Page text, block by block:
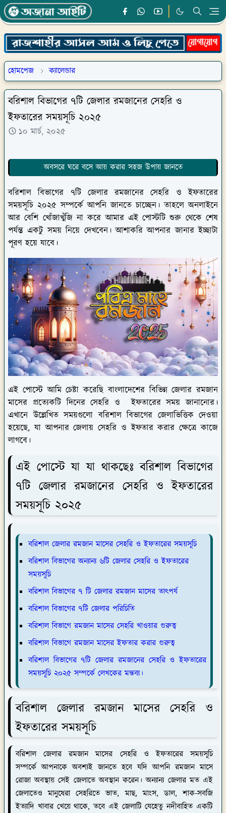
হোমপেজ ক্যালেন্ডার
বরিশাল বিভাগের ৭টি জেলার রমজানের সেহরি ও
ইফতারের সময়সূচি ২০২৫
১০ মার্চ, ২০২৫
অবসরে ঘরে বসে আয় করার সহজ উপায় জানতে
বরিশাল বিভাগের ৭টি জেলার রমজানের সেহরি ও ইফতারের
সময়সূচি ২০২৫ সম্পর্কে আপনি জানতে চাচ্ছেন। তাহলে অনলাইনে
আর বেশি খোঁজাখুঁজি না করে আমার এই পোস্টটি শুরু থেকে শেষ
পর্যন্ত একটু সময় নিয়ে দেখবেন। আশাকরি আপনার জানার ইচ্ছাটা
পূরণ হয়ে যাবে।
এই পোস্টে আমি চেষ্টা করেছি বাংলাদেশের বিভিন্ন জেলার রমজান
মাসের প্রত্যেকটি দিনের সেহরি ও ইফতারের সময় জানানোর।
এখানে উল্লেখিত সময়গুলো বরিশাল বিভাগের জেলাভিত্তিক দেওয়া
হয়েছে, যা আপনার জেলায় সেহরি ও ইফতার করার ক্ষেত্রে কাজে
লাগবে।
এই পোস্টে যা যা থাকছেঃ বরিশাল বিভাগের
৭টি জেলার রমজানের সেহরি ও ইফতারের
সময়সূচি ২০২৫
বরিশাল জেলার রমজান মাসের সেহরি ও ইফতারের সময়সূচি
বরিশাল বিভাগের অন্যান্য ৬টি জেলার সেহরি ও ইফতারের
সময়সূচি
বরিশাল বিভাগের ৭ টি জেলার রমজান মাসের তাৎপর্য
বরিশাল বিভাগের ৭টি জেলার পরিচিতি
বরিশাল বিভাগে রমজান মাসের সেহরি খাওয়ার গুরুত্ব
বরিশাল বিভাগে রমজান মাসের ইফতার করার গুরুত্ব
বরিশাল বিভাগের ৭টি জেলার রমজানের সেহরি ও ইফতারের
সময়সূচি ২০২৫ সম্পর্কে লেখকের মন্তব্য।
বরিশাল জেলার রমজান মাসের সেহরি ও
ইফতারের সময়সূচি
বরিশাল জেলার রমজান মাসের সেহরি ও ইফতারের সময়সূচি
সম্পর্কেআপনাকে অবশ্যই জানতে হবে যদি আপনি রমজান মাসে
রোজা অবস্থায় সেই জেলাতে অবস্থান করেন। অন্যান্য জেলার মত এই
জেলাতেও মানুষেরা সেহরিতে ভাত, মাছ, মাংস, ডাল, শাক-সবজি
ইত্যাদি খাবার খেয়ে থাকে, তবে এই জেলাটি যেহেতু নদীবাহিত একটি